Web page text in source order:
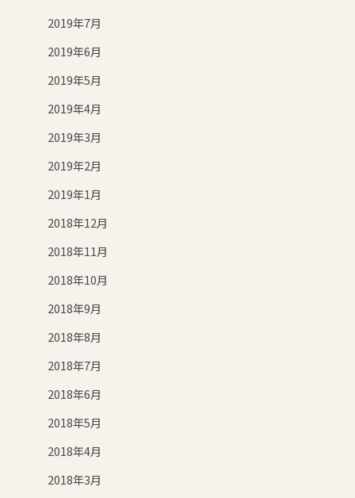
2019年7月
2019年6月
2019年5月
2019年4月
2019年3月
2019年2月
2019年1月
2018年12月
2018年11月
2018年10月
2018年9月
2018年8月
2018年7月
2018年6月
2018年5月
2018年4月
2018年3月